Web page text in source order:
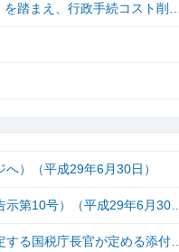
踏まえ、行政手続コスト削…
）（平成29年6月30日）
示第10号）（平成29年6月30…
する国税庁長官が定める添付…